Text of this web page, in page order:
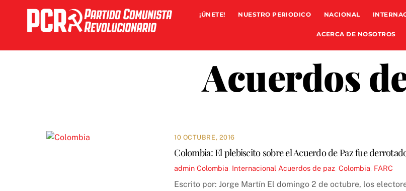
content
¡ÚNETE! NUESTRO PERIODICO NACIONAL
ACERCA DE NOSOTROS
Acuerdos
10 OCTUBRE, 2016
Colombia: El plebiscito sobre el Acuerdo de Paz fue
admin Colombia Internacional Acuerdos de paz ,Colombia FARC
Escrito por: Jorge Martín El domingo 2 de octubre, los